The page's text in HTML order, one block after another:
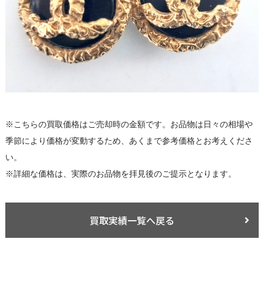
※こちらの買取価格はご売却時の金額です。お品物は日々の相場や
季節により価格が変動するため、あくまで参考価格とお考えくださ
い。
※詳細な価格は、実際のお品物を拝見後のご提示となります。
買取実績一覧へ戻る